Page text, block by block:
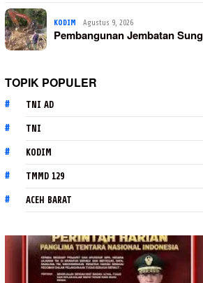
KODIM Agustus 9, 2026
Pembangunan Jembatan
TOPIK POPULER
TNI AD
TNI
KODIM
TMMD 129
ACEH BARAT